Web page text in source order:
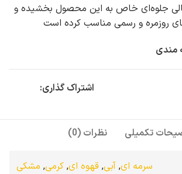
عالی جلوه‌ای خاص به این محصول بخشیده و
روزمره و رسمی مناسب کرده است
مندی
اشتراک گذاری:
تکمیلی نظرات (0)
سرمه ای,آبی,قهوه ای,کرمی, مشکی